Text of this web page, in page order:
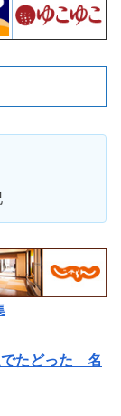
でたどった 名